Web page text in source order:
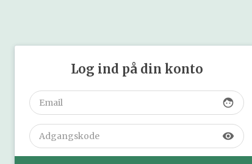
Log ind på din konto
face
visibility